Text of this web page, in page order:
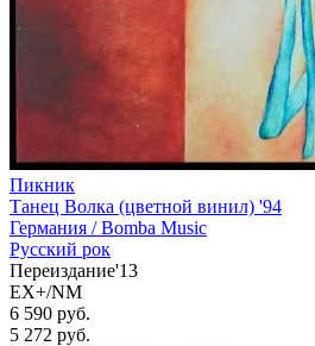
Пикник
Танец Волка (цветной винил) '94
Германия /Bomba Music
Русский рок
Переиздание'13
EX+/NM
6 590 руб.
5 272 руб.